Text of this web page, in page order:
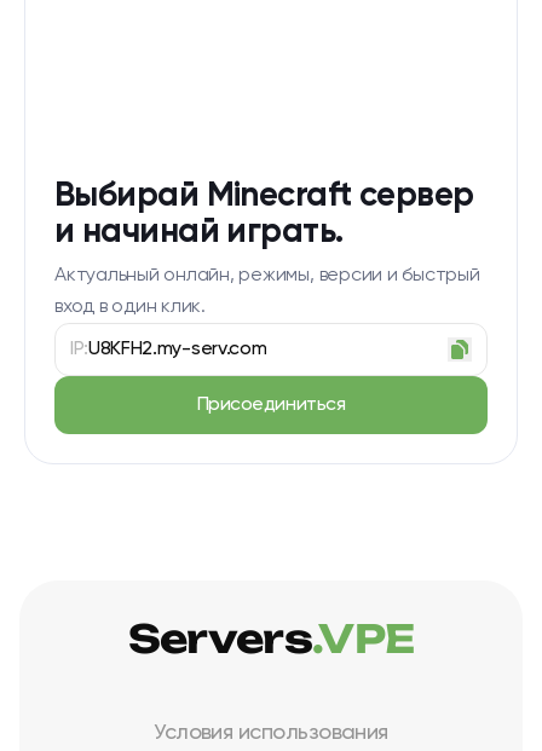
Выбирай Minecraft сервер
и начинай играть.
Актуальный онлайн, режимы, версии и быстрый
вход в один клик.
IP:U8KFH2.my-serv.com
Присоединиться
Условия использования
Servers.VPE